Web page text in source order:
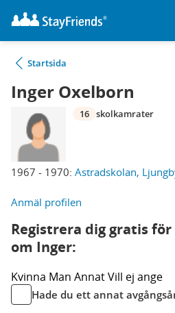
Startsida
Inger Oxelborn
1967 - 1970: Astradskolan,
16 skolkamrater
Anmäl profilen
Registrera dig gratis
om Inger:
Kvinna Man AnnatVill ej ange
Hade du ett annat